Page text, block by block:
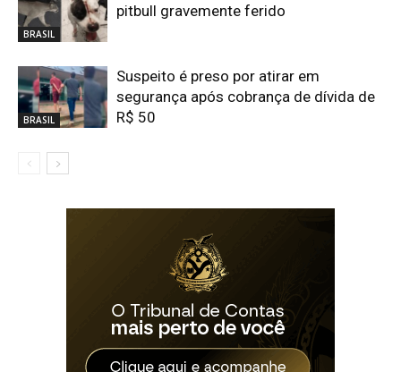
BRASIL
pitbull gravemente ferido
BRASIL
Suspeito é preso por atirar em
segurança após cobrança de dívida de
R$ 50